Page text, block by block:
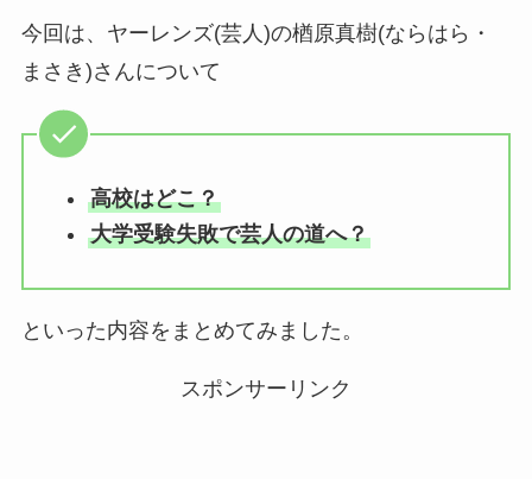
今回は、ヤーレンズ(芸人)の楢原真樹(ならはら・
まさき)さんについて
高校はどこ？
大学受験失敗で芸人の道へ？
といった内容をまとめてみました。
スポンサーリンク